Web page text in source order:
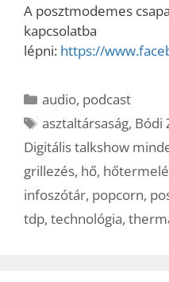
A posztmodemes
kapcsolatba
lépni: https://
Kategória
audio, podcast
Címkék
asztaltársaság, Bódi
Digitális talkshow
grillezés, hő,
infoszótár, popcorn,
tdp, technológia,